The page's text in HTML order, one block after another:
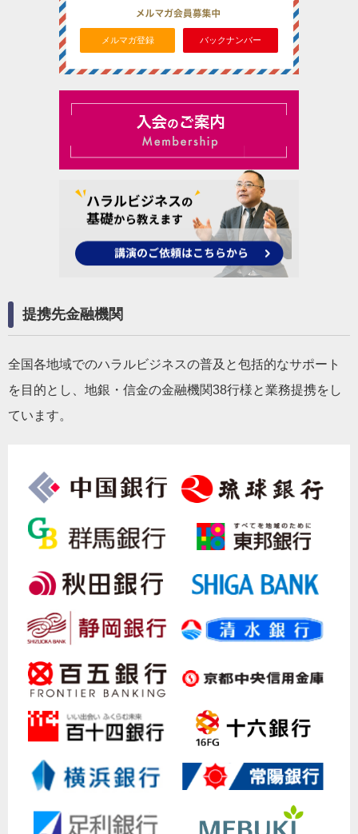
メルマガ登録 バックナンバー
提携先金融機関
全国各地域でのハラルビジネスの普及と包括的なサポート
を目的とし、地銀・信金の金融機関38行様と業務提携をし
ています。